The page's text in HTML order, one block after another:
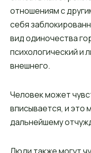
отношениям с
себя
вид одиночества
психологический и
внешнего.
Человек может
вписывается, и это
дальнейшему